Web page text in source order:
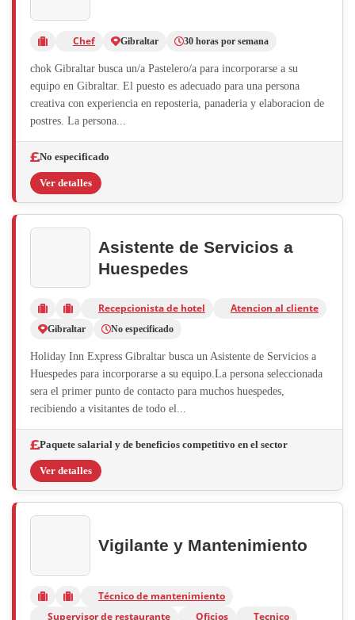
Chef Gibraltar 30 horas por semana
chok Gibraltar busca un/a Pastelero/a para incorporarse a su
equipo en Gibraltar. El puesto es adecuado para una persona
creativa con experiencia en reposteria, panaderia y elaboracion de
postres. La persona...
No especificado
Ver detalles
Asistente de Servicios a
Huespedes
Recepcionista de hotel Atencion al cliente
Gibraltar No especificado
Holiday Inn Express Gibraltar busca un Asistente de Servicios a
Huespedes para incorporarse a su equipo.La persona seleccionada
sera el primer punto de contacto para muchos huespedes,
recibiendo a visitantes de todo el...
Paquete salarial y de beneficios competitivo en el sector
Ver detalles
Vigilante y Mantenimiento
Técnico de mantenimiento
Supervisor de restaurante
Oficios Tecnico